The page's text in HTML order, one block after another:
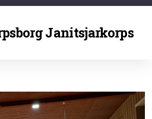
Janitsjarkorps